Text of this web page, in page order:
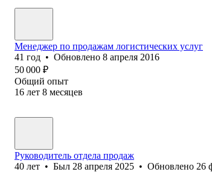
Менеджер по продажам логистических услуг
41 год • Обновлено 8 апреля 2016
50 000 ₽
Общий опыт
16 лет 8 месяцев
Руководитель отдела продаж
40 лет • Был 28 апреля 2025 • Обновлено 26